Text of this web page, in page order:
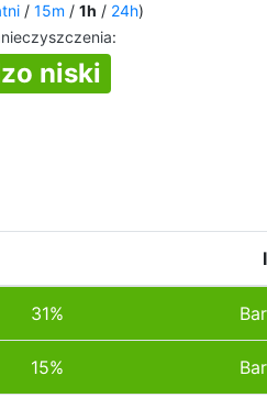
/ 15m / 1h / 24h)
:
niski
31%
15%